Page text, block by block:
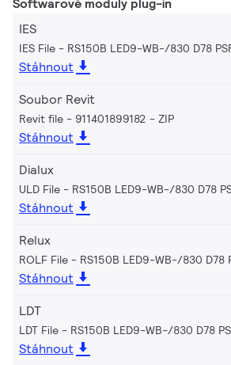
Softwarové moduly plug-in
IES
IES File - RS150B LED9-WB-/830 D78
Stáhnout
Soubor Revit
Revit file - 911401899182 ZIP
Stáhnout
Dialux
ULD File - RS150B LED9-WB-/830 D78
Stáhnout
Relux
ROLF File - RS150B LED9-WB-/830 D78
Stáhnout
LDT
LDT File - RS150B LED9-WB-/830 D78
Stáhnout